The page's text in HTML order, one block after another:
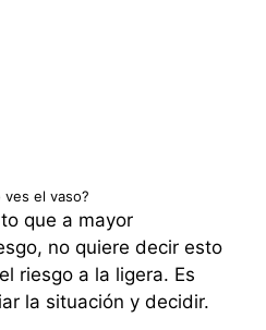
ves el vaso?
que a mayor
no quiere decir esto
riesgo a la ligera. Es
la situación y decidir.